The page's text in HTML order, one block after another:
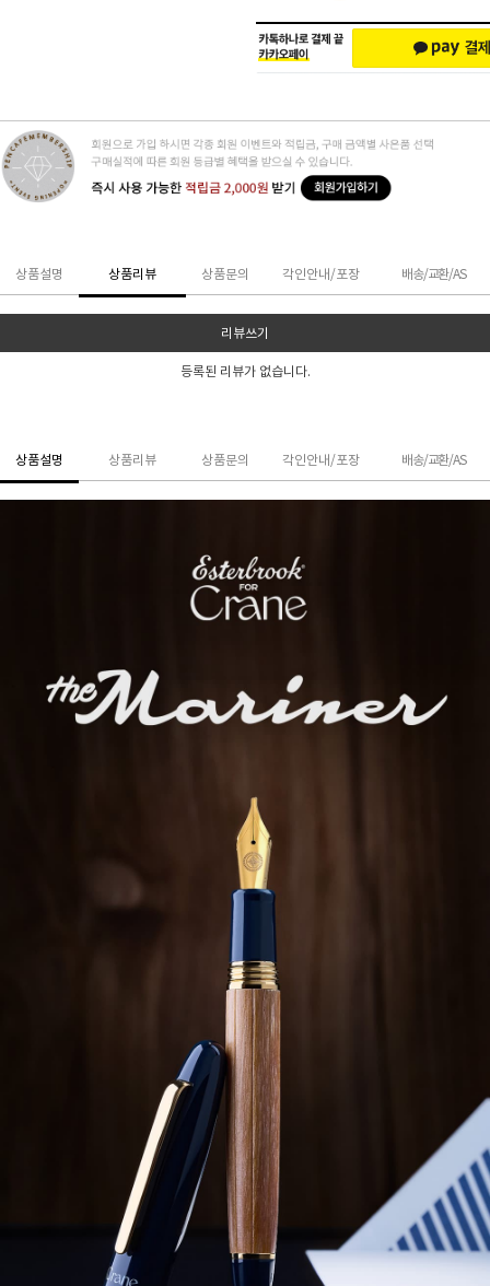
상품설명 상품리뷰 상품문의 각인안내/포장 배송/교환/AS
리뷰쓰기
등록된 리뷰가 없습니다.
상품설명 상품리뷰 상품문의 각인안내/포장 배송/교환/AS